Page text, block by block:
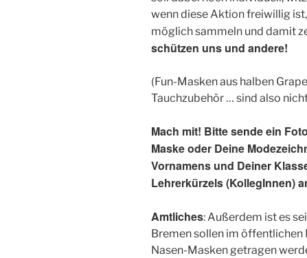
wenn diese Aktion freiwillig
möglich sammeln und damit
schützen uns und andere!
(Fun-Masken aus halben
Tauchzubehör … sind also
Mach mit! Bitte sende ein
Maske oder Deine
Vornamens und Deiner
Lehrerkürzels (KollegInnen)
Amtliches: Außerdem ist es
Bremen sollen im öffentlichen
Nasen-Masken getragen